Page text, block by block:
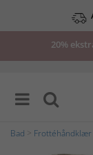
20%
Bad Frottéhåndklær